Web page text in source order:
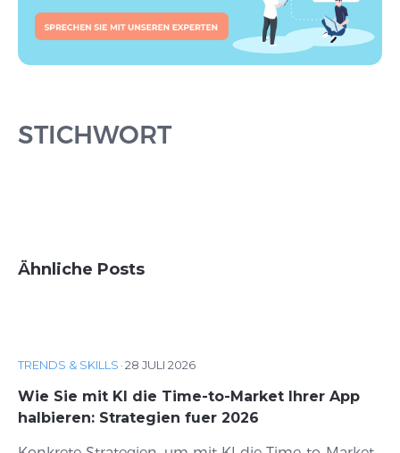
STICHWORT
Ähnliche Posts
TRENDS & SKILLS ·28 JULI 2026
Wie Sie mit KI die Time-to-Market Ihrer App
halbieren: Strategien fuer 2026